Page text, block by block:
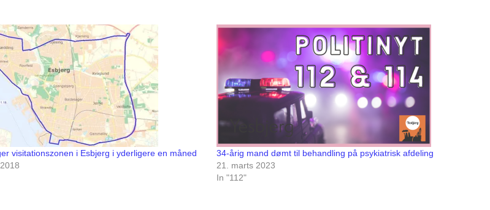
visitationszonen i Esbjerg i yderligere en måned
34-årig mand dømt til behandling på psykiatrisk afdeling
21. marts 2023
In "112"